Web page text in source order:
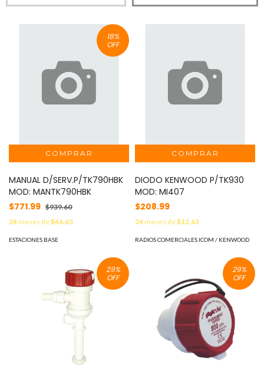
18%
OFF
MANUAL D/SERV.P/TK790HBK
MOD: MANTK790HBK
$771.99 $939.60
24meses de$46.65
ESTACIONES BASE
DIODO KENWOOD P/TK930
MOD: MI407
$208.99
24meses de$12.63
RADIOS COMERCIALES ICOM / KENWOOD
29%
OFF
29%
OFF